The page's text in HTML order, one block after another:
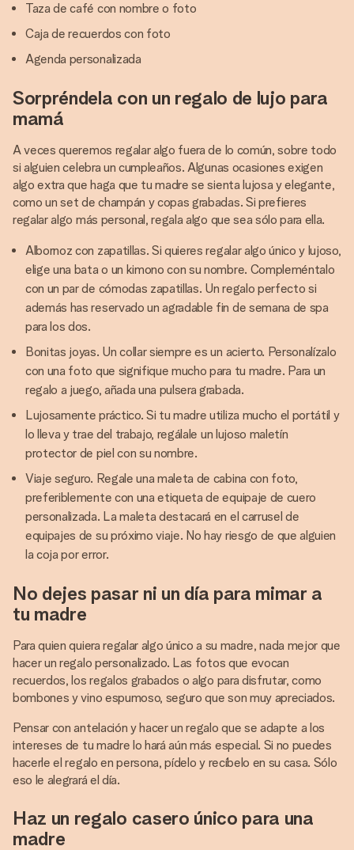
Taza de café con nombre o foto
Caja de recuerdos con foto
Agenda personalizada
Sorpréndela con un regalo de lujo para
mamá
A veces queremos regalar algo fuera de lo común, sobre todo
si alguien celebra un cumpleaños. Algunas ocasiones exigen
algo extra que haga que tu madre se sienta lujosa y elegante,
como un set de champán y copas grabadas. Si prefieres
regalar algo más personal, regala algo que sea sólo para ella.
Albornoz con zapatillas. Si quieres regalar algo único y lujoso,
elige una bata o un kimono con su nombre. Compleméntalo
con un par de cómodas zapatillas. Un regalo perfecto si
además has reservado un agradable fin de semana de spa
para los dos.
Bonitas joyas. Un collar siempre es un acierto. Personalízalo
con una foto que signifique mucho para tu madre. Para un
regalo a juego, añada una pulsera grabada.
Lujosamente práctico. Si tu madre utiliza mucho el portátil y
lo lleva y trae del trabajo, regálale un lujoso maletín
protector de piel con su nombre.
Viaje seguro. Regale una maleta de cabina con foto,
preferiblemente con una etiqueta de equipaje de cuero
personalizada. La maleta destacará en el carrusel de
equipajes de su próximo viaje. No hay riesgo de que alguien
la coja por error.
No dejes pasar ni un día para mimar a
tu madre
Para quien quiera regalar algo único a su madre, nada mejor que
hacer un regalo personalizado. Las fotos que evocan
recuerdos, los regalos grabados o algo para disfrutar, como
bombones y vino espumoso, seguro que son muy apreciados.
Pensar con antelación y hacer un regalo que se adapte a los
intereses de tu madre lo hará aún más especial. Si no puedes
hacerle el regalo en persona, pídelo y recíbelo en su casa. Sólo
eso le alegrará el día.
Haz un regalo casero único para una
madre